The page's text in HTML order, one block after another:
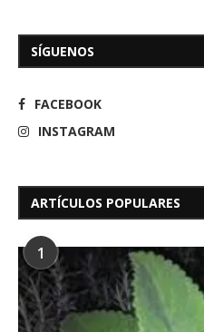
SÍGUENOS
FACEBOOK
INSTAGRAM
ARTÍCULOS POPULARES
1